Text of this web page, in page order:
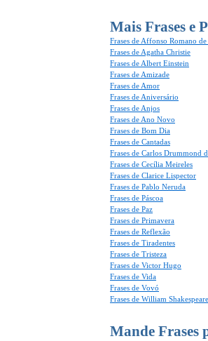
Mais Frases e
Frases de Affonso Romano de
Frases de Agatha Christie
Frases de Albert Einstein
Frases de Amizade
Frases de Amor
Frases de Aniversário
Frases de Anjos
Frases de Ano Novo
Frases de Bom Dia
Frases de Cantadas
Frases de Carlos Drummond
Frases de Cecília Meireles
Frases de Clarice Lispector
Frases de Pablo Neruda
Frases de Páscoa
Frases de Paz
Frases de Primavera
Frases de Reflexão
Frases de Tiradentes
Frases de Tristeza
Frases de Victor Hugo
Frases de Vida
Frases de Vovó
Frases de William Shakespeare
Mande Frases